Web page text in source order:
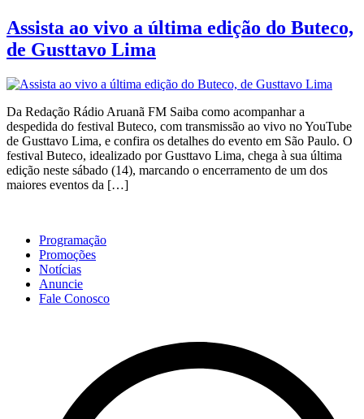
Assista ao vivo a última edição do Buteco,
de Gusttavo Lima
Da Redação Rádio Aruanã FM Saiba como acompanhar a
despedida do festival Buteco, com transmissão ao vivo no YouTube
de Gusttavo Lima, e confira os detalhes do evento em São Paulo. O
festival Buteco, idealizado por Gusttavo Lima, chega à sua última
edição neste sábado (14), marcando o encerramento de um dos
maiores eventos da […]
Programação
Promoções
Notícias
Anuncie
Fale Conosco